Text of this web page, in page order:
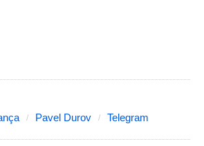
Pavel Durov Telegram